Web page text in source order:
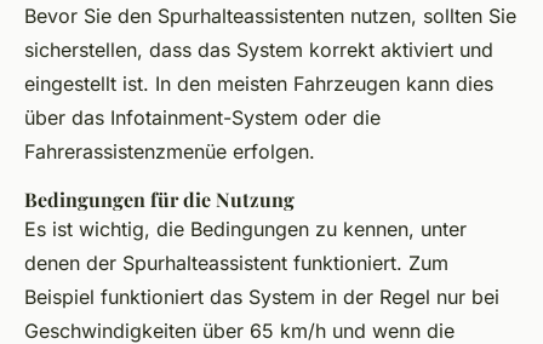
Bevor Sie den Spurhalteassistenten nutzen, sollten Sie
sicherstellen, dass das System korrekt aktiviert und
eingestellt ist. In den meisten Fahrzeugen kann dies
über das Infotainment-System oder die
Fahrerassistenzmenüe erfolgen.
Bedingungen für die Nutzung
Es ist wichtig, die Bedingungen zu kennen, unter
denen der Spurhalteassistent funktioniert. Zum
Beispiel funktioniert das System in der Regel nur bei
Geschwindigkeiten über 65 km/h und wenn die